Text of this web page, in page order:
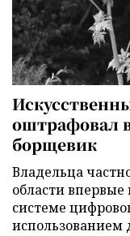
оштрафовал
борщевик
Владельца
области впервые
системе
использованием